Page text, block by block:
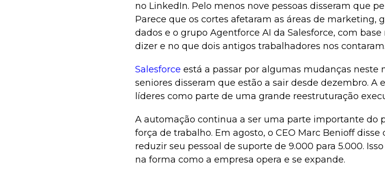
no LinkedIn. Pelo menos nove pessoas disseram que
Parece que os cortes afetaram as áreas de marketing,
dados e o grupo Agentforce AI da Salesforce, com
dizer e no que dois antigos trabalhadores nos contaram.
Salesforce está a passar por algumas mudanças neste
seniores disseram que estão a sair desde dezembro. A
líderes como parte de uma grande reestruturação
A automação continua a ser uma parte importante do
força de trabalho. Em agosto, o CEO Marc Benioff
reduzir seu pessoal de suporte de 9.000 para 5.000.
na forma como a empresa opera e se expande.